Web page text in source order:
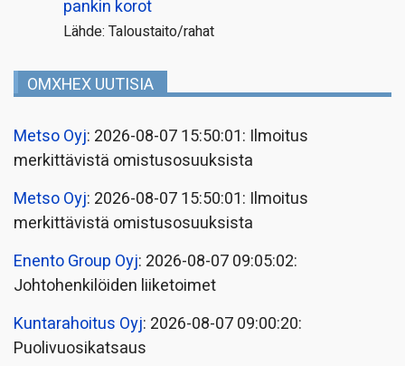
pankin korot
Lähde: Taloustaito/rahat
OMXHEX UUTISIA
Metso Oyj: 2026-08-07 15:50:01: Ilmoitus
merkittävistä omistusosuuksista
Metso Oyj: 2026-08-07 15:50:01: Ilmoitus
merkittävistä omistusosuuksista
Enento Group Oyj: 2026-08-07 09:05:02:
Johtohenkilöiden liiketoimet
Kuntarahoitus Oyj: 2026-08-07 09:00:20:
Puolivuosikatsaus